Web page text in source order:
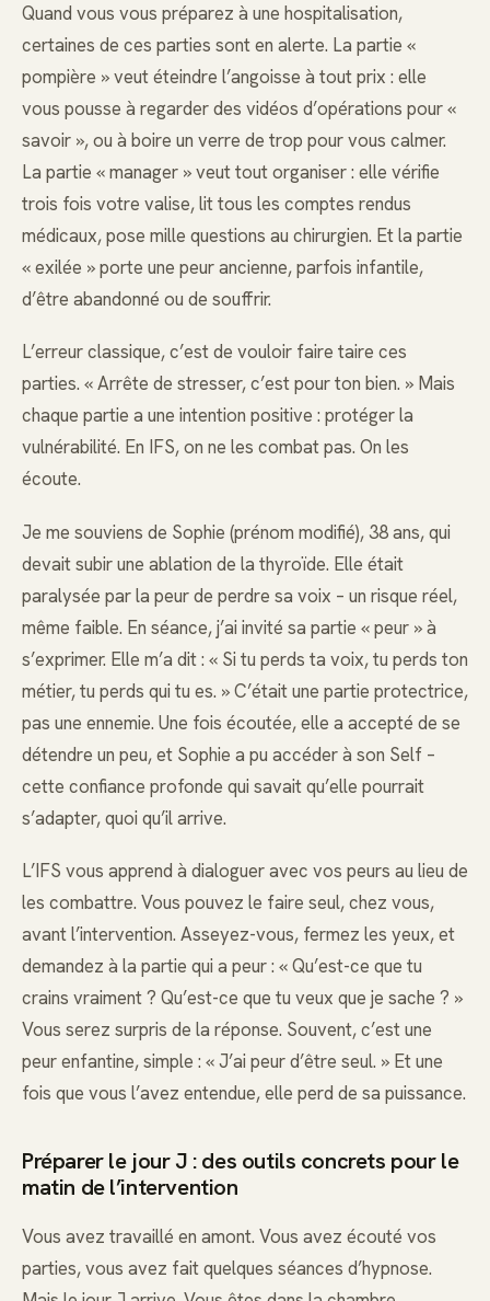
Quand vous vous préparez à une hospitalisation,
certaines de ces parties sont en alerte. La partie «
pompière » veut éteindre l’angoisse à tout prix : elle
vous pousse à regarder des vidéos d’opérations pour «
savoir », ou à boire un verre de trop pour vous calmer.
La partie « manager » veut tout organiser : elle vérifie
trois fois votre valise, lit tous les comptes rendus
médicaux, pose mille questions au chirurgien. Et la partie
« exilée » porte une peur ancienne, parfois infantile,
d’être abandonné ou de souffrir.
L’erreur classique, c’est de vouloir faire taire ces
parties. « Arrête de stresser, c’est pour ton bien. » Mais
chaque partie a une intention positive : protéger la
vulnérabilité. En IFS, on ne les combat pas. On les
écoute.
Je me souviens de Sophie (prénom modifié), 38 ans, qui
devait subir une ablation de la thyroïde. Elle était
paralysée par la peur de perdre sa voix – un risque réel,
même faible. En séance, j’ai invité sa partie « peur » à
s’exprimer. Elle m’a dit : « Si tu perds ta voix, tu perds ton
métier, tu perds qui tu es. » C’était une partie protectrice,
pas une ennemie. Une fois écoutée, elle a accepté de se
détendre un peu, et Sophie a pu accéder à son Self –
cette confiance profonde qui savait qu’elle pourrait
s’adapter, quoi qu’il arrive.
L’IFS vous apprend à dialoguer avec vos peurs au lieu de
les combattre. Vous pouvez le faire seul, chez vous,
avant l’intervention. Asseyez-vous, fermez les yeux, et
demandez à la partie qui a peur : « Qu’est-ce que tu
crains vraiment ? Qu’est-ce que tu veux que je sache ? »
Vous serez surpris de la réponse. Souvent, c’est une
peur enfantine, simple : « J’ai peur d’être seul. » Et une
fois que vous l’avez entendue, elle perd de sa puissance.
Préparer le jour J : des outils concrets pour le
matin de l’intervention
Vous avez travaillé en amont. Vous avez écouté vos
parties, vous avez fait quelques séances d’hypnose.